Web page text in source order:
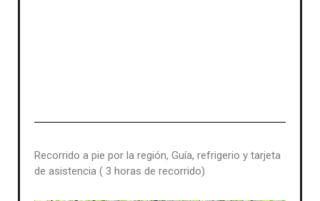
Recorrido a pie por la región, Guía, refrigerio y tarjeta
de asistencia ( 3 horas de recorrido)